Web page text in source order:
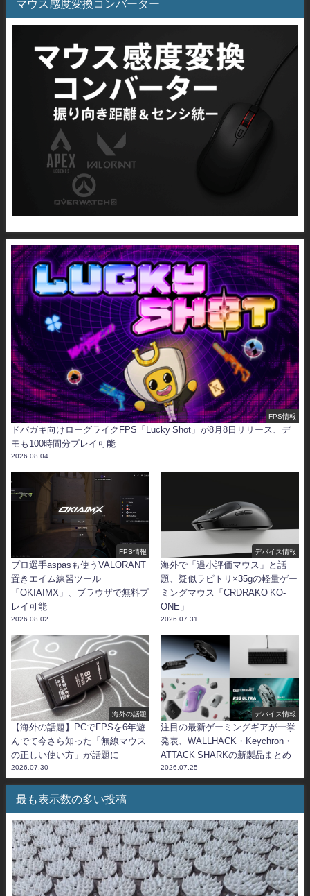
マウス感度変換コンバーター
FPS情報
ドパガキ向けローグライクFPS「Lucky Shot」が8月8日リリース、デ
モも100時間分プレイ可能
2026.08.04
FPS情報
プロ選手aspasも使うVALORANT
置きエイム練習ツール
「OKIAIMX」、ブラウザで無料プ
レイ可能
2026.08.02
デバイス情報
海外で「過小評価マウス」と話
題、疑似ラピトリ×35gの軽量ゲー
ミングマウス「CRDRAKO KO-
ONE」
2026.07.31
海外の話題
【海外の話題】PCでFPSを6年遊
んでて今さら知った「無線マウス
の正しい使い方」が話題に
2026.07.30
デバイス情報
注目の最新ゲーミングギアが一挙
発表、WALLHACK・Keychron・
ATTACK SHARKの新製品まとめ
2026.07.25
最も表示数の多い投稿